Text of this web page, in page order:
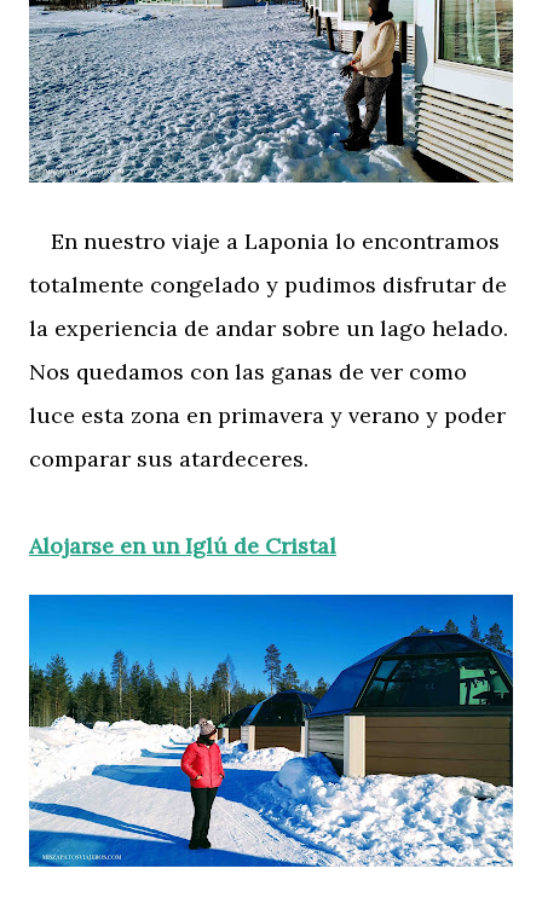
En nuestro viaje a Laponia lo encontramos
totalmente congelado y pudimos disfrutar de
la experiencia de andar sobre un lago helado.
Nos quedamos con las ganas de ver como
luce esta zona en primavera y verano y poder
comparar sus atardeceres.
Alojarse en un Iglú de Cristal